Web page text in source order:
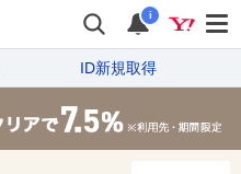
i
ID新規取得